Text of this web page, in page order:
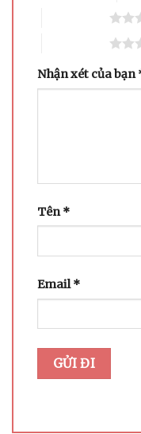
Nhận xét của bạn
Tên *
Email*